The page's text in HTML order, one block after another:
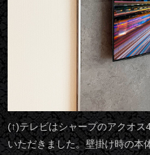
(↑)テレビはシャープのアクオス
いただきました。壁掛け時の本